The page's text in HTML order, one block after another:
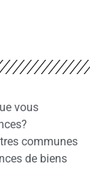
vous
communes
de biens